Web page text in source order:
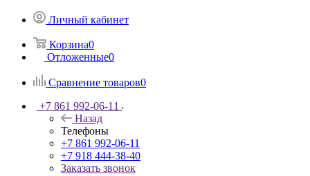
Личный кабинет
Корзина0
Отложенные0
Сравнение товаров0
+7 861 992-06-11
Назад
Телефоны
+7 861 992-06-11
+7 918 444-38-40
Заказать звонок